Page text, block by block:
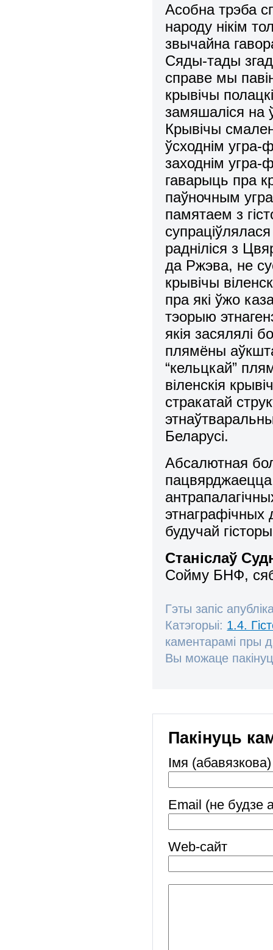
Асобна трэба
народу нікім
звычайна
Сяды-тады
справе мы
крывічы
замяшаліся на
Крывічы
ўсходнім угра-
заходнім угра-
гаварыць пра
паўночным
памятаем з
супраціўлялася
радніліся з
да Ржэва, не
крывічы
пра які ўжо
тэорыю
якія засялялі
плямёны
“кельцкай”
віленскія
стракатай
Беларусі.
Абсалютная
пацвярджаецца
этнаграфічных
будучай
Станіслаў
Сойму БНФ,
Гэты запіс
Катэгорыі: 1.4.
каментарамі пры
Вы можаце
Пакінуць
Імя (абавязкова)
Email (не будзе
Web-cайт